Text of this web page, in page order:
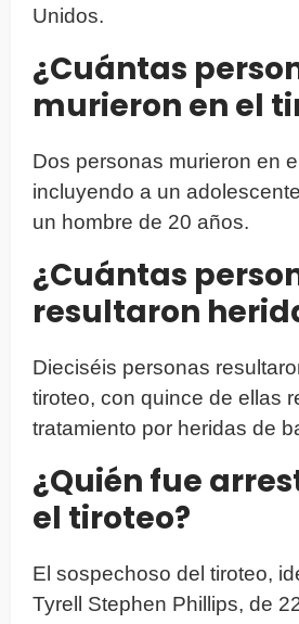
Unidos.
¿Cuántas
murieron en el
Dos personas murieron en
incluyendo a un
un hombre de 20 años.
¿Cuántas
resultaron
Dieciséis personas
tiroteo, con quince de ellas
tratamiento por heridas de
¿Quién fue
el tiroteo?
El sospechoso del tiroteo,
Tyrell Stephen Phillips, de